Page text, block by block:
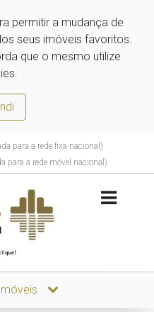
permitir a mudança de
seus imóveis favoritos.
que o mesmo utilize
para a rede fixa nacional)
para a rede móvel nacional)